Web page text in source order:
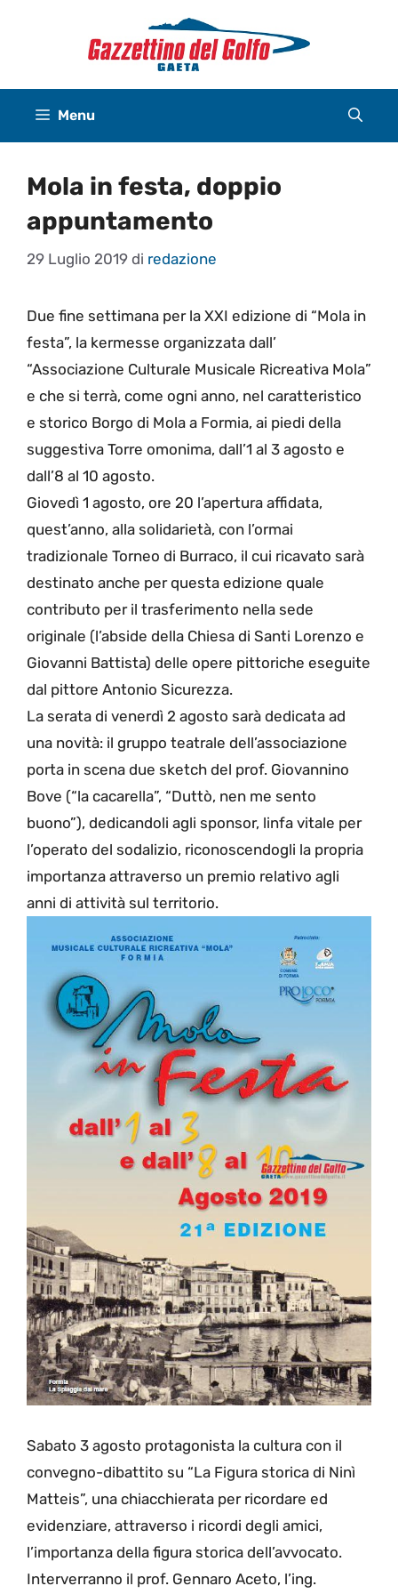
Menu
Mola in festa, doppio
appuntamento
29 Luglio 2019 di redazione
Due fine settimana per la XXI edizione di “Mola in
festa”, la kermesse organizzata dall’
“Associazione Culturale Musicale Ricreativa Mola”
e che si terrà, come ogni anno, nel caratteristico
e storico Borgo di Mola a Formia, ai piedi della
suggestiva Torre omonima, dall’1 al 3 agosto e
dall’8 al 10 agosto.
Giovedì 1 agosto, ore 20 l’apertura affidata,
quest’anno, alla solidarietà, con l’ormai
tradizionale Torneo di Burraco, il cui ricavato sarà
destinato anche per questa edizione quale
contributo per il trasferimento nella sede
originale (l’abside della Chiesa di Santi Lorenzo e
Giovanni Battista) delle opere pittoriche eseguite
dal pittore Antonio Sicurezza.
La serata di venerdì 2 agosto sarà dedicata ad
una novità: il gruppo teatrale dell’associazione
porta in scena due sketch del prof. Giovannino
Bove (“la cacarella”, “Duttò, nen me sento
buono”), dedicandoli agli sponsor, linfa vitale per
l’operato del sodalizio, riconoscendogli la propria
importanza attraverso un premio relativo agli
anni di attività sul territorio.
Sabato 3 agosto protagonista la cultura con il
convegno-dibattito su “La Figura storica di Ninì
Matteis”, una chiacchierata per ricordare ed
evidenziare, attraverso i ricordi degli amici,
l’importanza della figura storica dell’avvocato.
Interverranno il prof. Gennaro Aceto, l’ing.